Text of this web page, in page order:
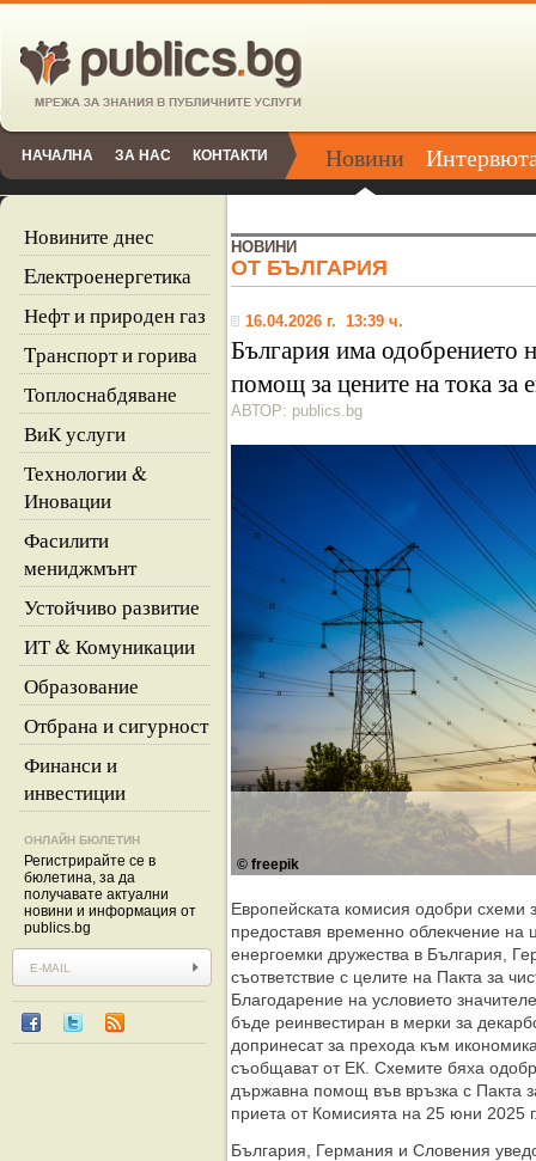
НАЧАЛНА ЗА НАС КОНТАКТИ Новини
Новините днес
Eлектроенергетика
Нефт и природен газ
Tранспорт и горива
Топлоснабдяване
ВиК услуги
Технологии &
Иновации
Фасилити
мениджмънт
Устойчиво развитие
ИТ & Комуникации
Образование
Отбрана и сигурност
Финанси и
инвестиции
ОНЛАЙН БЮЛЕТИН
Регистрирайте се в
бюлетина, за да
получавате актуални
новини и информация от
publics.bg
НОВИНИ
ОТ БЪЛГАРИЯ
16.04.2026 г. 13:39 ч.
България има одобрението
помощ за цените на тока за
АВТОР: publics.bg
© freepik
Европейската комисия одобри
предоставя временно облекчение на
енергоемки дружества в България,
съответствие с целите на Пакта за
Благодарение на условието
бъде реинвестиран в мерки за
допринесат за прехода към
съобщават от ЕК. Схемите бяха
държавна помощ във връзка с Пакта
приета от Комисията на 25 юни 2025
България, Германия и Словения